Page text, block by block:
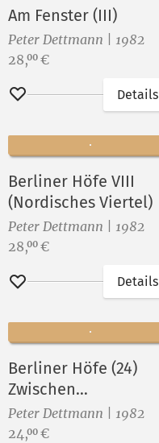
Am Fenster (III)
Peter Dettmann | 1982
Preis:
28,00 €
Merken
Details
Berliner Höfe VIII
(Nordisches Viertel)
Peter Dettmann | 1982
Preis:
28,00 €
Merken
Details
Berliner Höfe (24)
Zwischen
Oranienburger u.
Linienstraße
Peter Dettmann | 1982
Preis:
24,00 €